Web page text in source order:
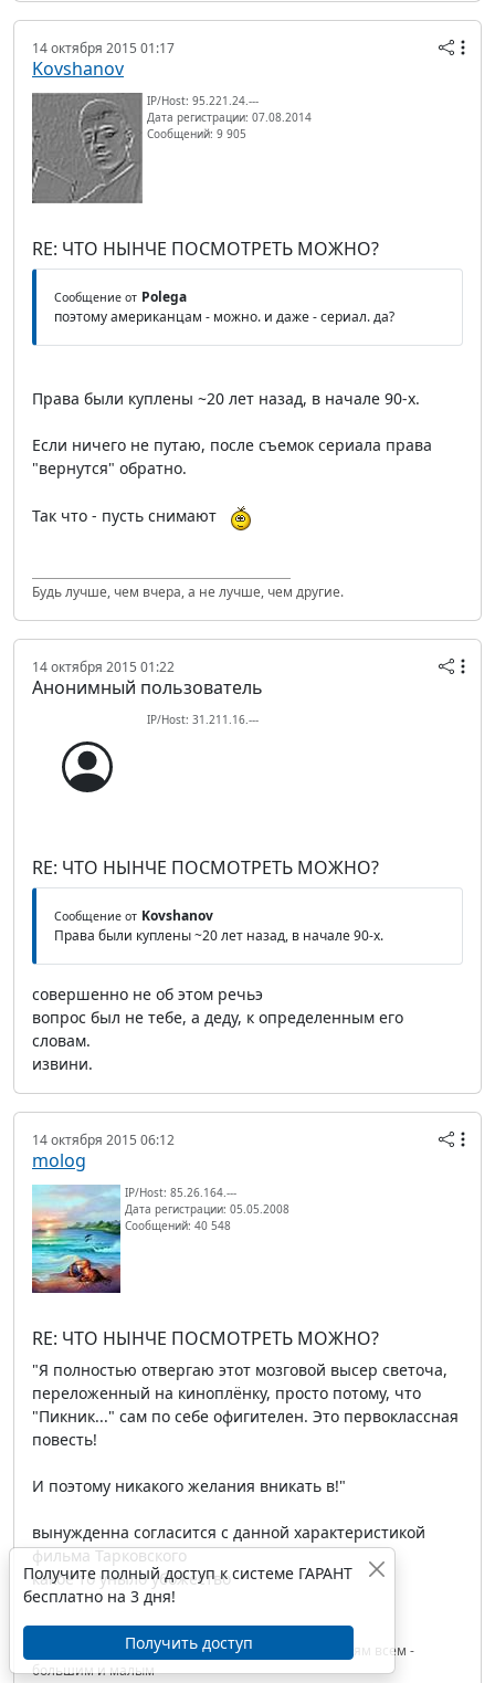
14 октября 2015 01:17
Kovshanov
IP/Host: 95.221.24.---
Дата регистрации: 07.08.2014
Сообщений: 9 905
RE: ЧТО НЫНЧЕ ПОСМОТРЕТЬ МОЖНО?
Сообщение от Polega
поэтому американцам - можно. и даже - сериал. да?
Права были куплены ~20 лет назад, в начале 90-х.
Если ничего не путаю, после съемок сериала права
"вернутся" обратно.
Так что - пусть снимают
Будь лучше, чем вчера, а не лучше, чем другие.
14 октября 2015 01:22
Анонимный пользователь
IP/Host: 31.211.16.---
RE: ЧТО НЫНЧЕ ПОСМОТРЕТЬ МОЖНО?
Сообщение от Kovshanov
Права были куплены ~20 лет назад, в начале 90-х.
совершенно не об этом речьэ
вопрос был не тебе, а деду, к определенным его
словам.
извини.
14 октября 2015 06:12
molog
IP/Host: 85.26.164.---
Дата регистрации: 05.05.2008
Сообщений: 40 548
RE: ЧТО НЫНЧЕ ПОСМОТРЕТЬ МОЖНО?
"Я полностью отвергаю этот мозговой высер светоча,
переложенный на киноплёнку, просто потому, что
"Пикник..." сам по себе офигителен. Это первоклассная
повесть!
И поэтому никакого желания вникать в!"
вынужденна согласится с данной характеристикой
фильма Тарковского
какое то уныло убожество
сильней молитва тех, кто сердце отдает созданьям всем -
большим и малым
Получите полный доступ к системе ГАРАНТ
бесплатно на 3 дня!
Получить доступ